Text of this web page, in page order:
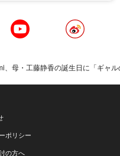
藤静香の誕生日に「ギャルの誕生日」とコメント 母の背後で“変顔”をするおちゃ
ポリシー
の方へ